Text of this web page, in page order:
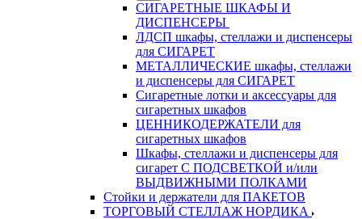
СИГАРЕТНЫЕ ШКАФЫ И
ДИСПЕНСЕРЫ
ЛДСП шкафы, стеллажи и диспенсеры
для СИГАРЕТ
МЕТАЛЛИЧЕСКИЕ шкафы, стеллажи
и диспенсеры для СИГАРЕТ
Сигаретные лотки и аксессуары для
сигаретных шкафов
ЦЕННИКОДЕРЖАТЕЛИ для
сигаретных шкафов
Шкафы, стеллажи и диспенсеры для
сигарет С ПОДСВЕТКОЙ и/или
ВЫДВИЖНЫМИ ПОЛКАМИ
Стойки и держатели для ПАКЕТОВ
ТОРГОВЫЙ СТЕЛЛАЖ НОРДИКА